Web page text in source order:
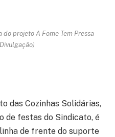
projeto A Fome Tem Pressa
das Cozinhas Solidárias,
de festas do Sindicato, é
de frente do suporte